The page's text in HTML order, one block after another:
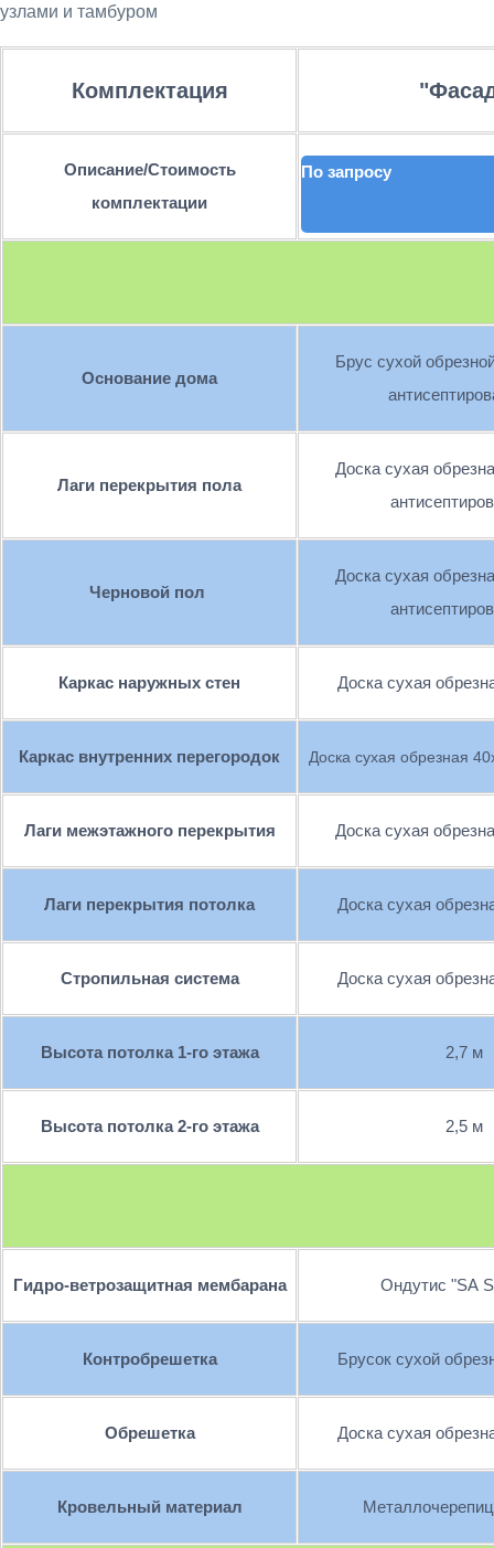
узлами и тамбуром
Комплектация
Описание/Стоимость
комплектации
По запросу
Основание дома
Брус сухой
Лаги перекрытия пола
Доска сухая
Черновой пол
Доска сухая
Каркас наружных стен Доска сухая
Каркас внутренних перегородок Доска сухая обрезная
Лаги межэтажного перекрытия Доска сухая
Лаги перекрытия потолка Доска сухая
Стропильная система Доска сухая
Высота потолка 1-го этажа 2,7 м
Высота потолка 2-го этажа 2,5 м
Гидро-ветрозащитная мембарана Ондутис "SА
Контробрешетка Брусок сухой
Обрешетка Доска сухая
Кровельный материал